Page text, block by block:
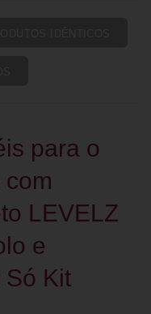
para o
LEVELZ
e
Só Kit